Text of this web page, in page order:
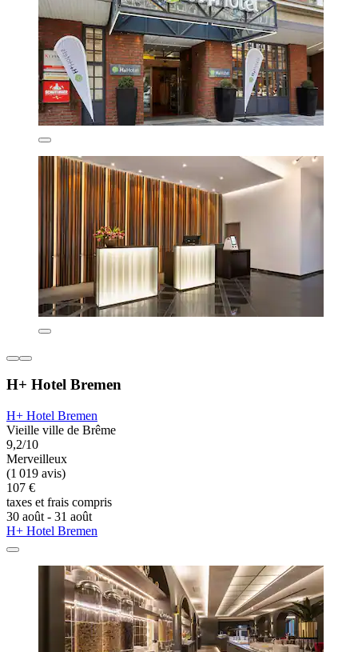
H+ Hotel Bremen
H+ Hotel Bremen
Vieille ville de Brême
9,2/10
Merveilleux
(1 019 avis)
107 €
taxes et frais compris
30 août - 31 août
H+ Hotel Bremen